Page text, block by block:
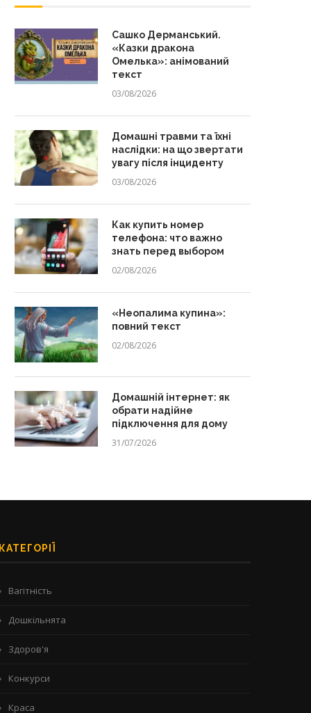
Сашко Дерманський.
«Казки дракона
Омелька»: анімований
текст
03/08/2026
Домашні травми та їхні
наслідки: на що звертати
увагу після інциденту
03/08/2026
Как купить номер
телефона: что важно
знать перед выбором
02/08/2026
«Неопалима купина»:
повний текст
02/08/2026
Домашній інтернет: як
обрати надійне
підключення для дому
31/07/2026
КАТЕГОРІЇ
Вагітність
Дошкільнята
Здоров'я
Конкурси
Краса